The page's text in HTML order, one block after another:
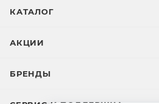
КАТАЛОГ
АКЦИИ
БРЕНДЫ